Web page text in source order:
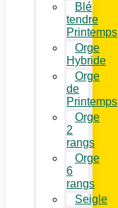
Blé
tendre
Printemps
Orge
Hybride
Orge
de
Printemps
Orge
2
rangs
Orge
6
rangs
Seigle